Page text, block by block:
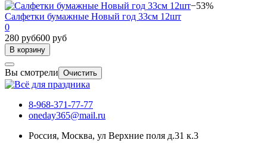
−53%
Салфетки бумажные Новый год 33см 12шт
0
280 руб600 руб
В корзину
Вы смотрели Очистить
8-968-371-77-77
oneday365@mail.ru
Россия, Москва, ул Верхние поля д.31 к.3